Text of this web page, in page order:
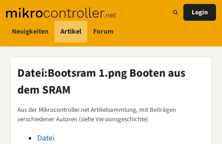
Neuigkeiten Artikel Forum
Login
Datei:Bootsram 1.png Booten aus
dem SRAM
Aus der Mikrocontroller.net Artikelsammlung, mit Beiträgen
verschiedener Autoren (siehe Versionsgeschichte)
Datei